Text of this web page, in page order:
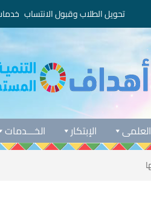
تحويل الطلاب وقبول الانتساب
الخـــدمات الإبتكار